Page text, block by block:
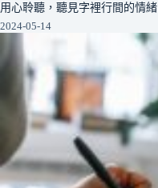
用心聆聽，聽見字裡行間的情緒
2024-05-14